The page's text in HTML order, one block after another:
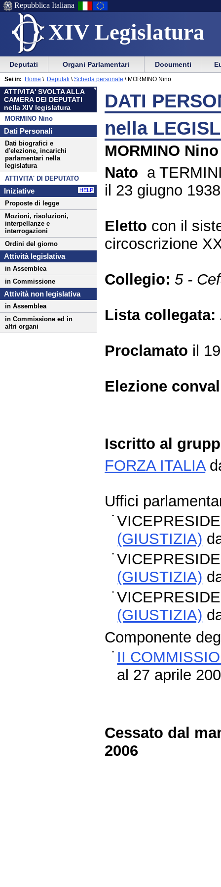
XIV Legislatura
Menu
di
ausilio
alla
navigazione
Vai
Menu
di
navigazione
principale
Repubblica Italiana
Menu
di
navigazione
principale
Vai
menu
di
sezione
Deputati Organi Parlamentari Documenti
ATTIVITA' SVOLTA ALLA
CAMERA DEI DEPUTATI
nella XIV legislatura
MORMINO Nino
Dati Personali
Dati biografici e
d'elezione, incarichi
parlamentari nella
legislatura
ATTIVITA' DI DEPUTATO
Iniziative HELP
Proposte di legge
Mozioni, risoluzioni,
interpellanze e
interrogazioni
Ordini del giorno
Attività legislativa
in Assemblea
in Commissione
Attività non legislativa
in Assemblea
in Commissione ed in
altri organi
Sei in: Home \ Deputati \ Scheda personale \ MORMINO Nino
DATI
nella
MORMINO Nino
Nato a
il 23 giugno 1938
Eletto con il
circoscrizione
Collegio: 5 -
Lista collegata:
Proclamato il
Elezione
Iscritto al
FORZA ITALIA
Uffici
(GIUSTIZIA)
(GIUSTIZIA)
(GIUSTIZIA)
Componente
II
al 27 aprile
Cessato dal
2006